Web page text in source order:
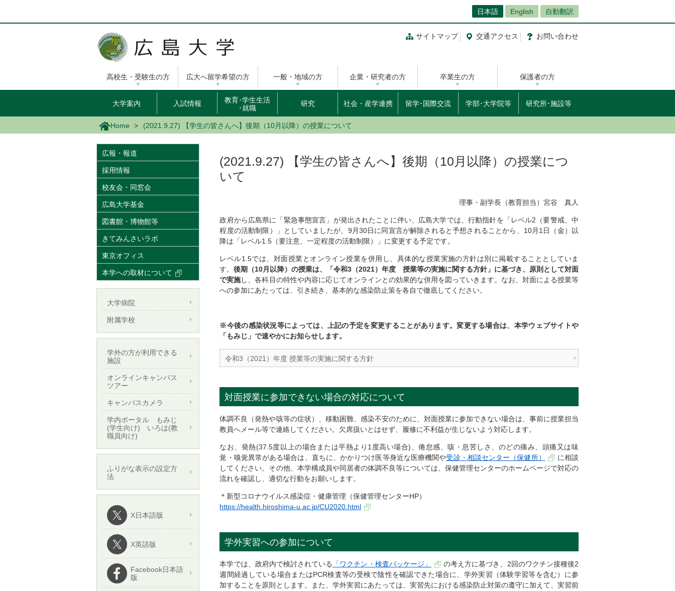
ン
に
日本語 English 自動翻訳
サイトマップ 交通アクセス お問い合わせ
高校生・受験生の方 広大へ留学希望の方 一般・地域の方 企業・研究者の方 卒業生の方 保護者の方
大学案内 入試情報
教育･学生生活
･就職
研究 社会・産学連携 留学･国際交流 学部･大学院等 研究所･施設等
Home (2021.9.27) 【学生の皆さんへ】後期（10月以降）の授業について
(2021.9.27) 【学生の皆さんへ】後期（10月以降）の授業につ
いて
理事・副学長（教育担当）宮谷 真人
政府から広島県に「緊急事態宣言」が発出されたことに伴い、広島大学では、行動指針を「レベル2（要警戒、中
程度の活動制限）」としていましたが、9月30日に同宣言が解除されると予想されることから、10月1日（金）以
降は「レベル1.5（要注意、⼀定程度の活動制限）」に変更する予定です。
レベル1.5では、対面授業とオンライン授業を併用し、具体的な授業実施の方針は別に掲載することとしていま
す。後期（10月以降）の授業は、「令和3（2021）年度 授業等の実施に関する方針」に基づき、原則として対面
で実施し、各科目の特性や内容に応じてオンラインとの効果的な併用を図っていきます。なお、対面による授業等
への参加にあたっては、引き続き、基本的な感染防止策を各自で徹底してください。
※今後の感染状況等によっては、上記の予定を変更することがあります。変更する場合は、本学ウェブサイトや
「もみじ」で速やかにお知らせします。
令和3（2021）年度 授業等の実施に関する方針
対面授業に参加できない場合の対応について
体調不良（発熱や咳等の症状）、移動困難、感染不安のために、対面授業に参加できない場合は、事前に授業担当
教員へメール等で連絡してください。欠席扱いとはせず、履修に不利益が生じないよう対応します。
なお、発熱(37.5度以上の場合または平熱より1度高い場合)、倦怠感、咳・息苦しさ、のどの痛み、頭痛又は味
覚・嗅覚異常がある場合は、直ちに、かかりつけ医等身近な医療機関や受診・相談センター（保健所）
に相談
してください。その他、本学構成員や同居者の体調不良等については、保健管理センターのホームページで対応の
流れを確認し、適切な行動をお願いします。
＊新型コロナウイルス感染症・健康管理（保健管理センターHP）
https://health.hiroshima-u.ac.jp/CU2020.html
学外実習への参加について
本学では、政府内で検討されている 「ワクチン・検査パッケージ」
の考え方に基づき、2回のワクチン接種後2
週間経過している場合またはPCR検査等の受検で陰性を確認できた場合に、学外実習（体験学習等を含む）に参
加することを原則とします。また、学外実習にあたっては、実習先における感染防止対策の遵守に加えて、実習前
広報・報道
採用情報
校友会・同窓会
広島大学基金
図書館・博物館等
きてみんさいラボ
東京オフィス
本学への取材について
大学病院
附属学校
学外の方が利用できる
施設
オンラインキャンパス
ツアー
キャンパスカメラ
学内ポータル もみじ
(学生向け) いろは(教
職員向け)
ふりがな表示の設定方
法
X日本語版
X英語版
Facebook日本語
版